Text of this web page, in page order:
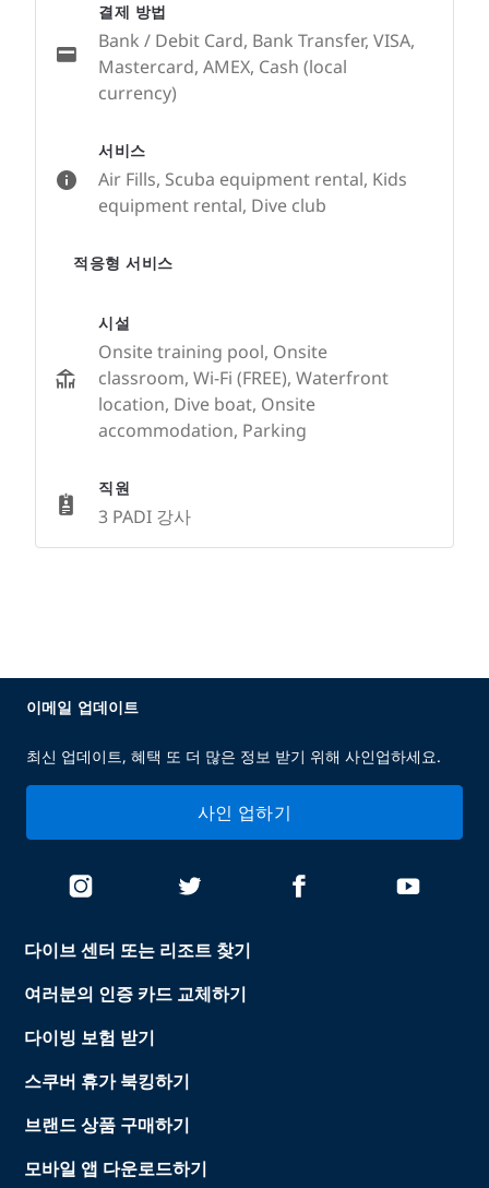
서비스
Air Fills, Scuba equipment rental, Kids
equipment rental, Dive club
적응형 서비스
시설
Onsite training pool, Onsite
classroom, Wi-Fi (FREE), Waterfront
location, Dive boat, Onsite
accommodation, Parking
직원
3 PADI 강사
결제 방법
Bank / Debit Card, Bank Transfer, VISA,
Mastercard, AMEX, Cash (local
currency)
다이브 센터 또는 리조트 찾기
여러분의 인증 카드 교체하기
다이빙 보험 받기
스쿠버 휴가 북킹하기
브랜드 상품 구매하기
모바일 앱 다운로드하기
이메일 업데이트
최신 업데이트, 혜택 또 더 많은 정보 받기 위해 사인업하세요.
사인 업하기